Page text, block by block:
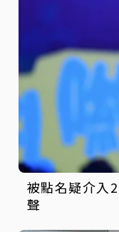
被點名疑介入
聲